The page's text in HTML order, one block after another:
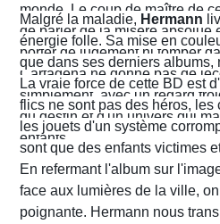
l’un des chefs du gang local
d’Arriega. Devenus des
Nacho s'enfuient vers la
qu’ils vont croiser, Félix
fatigué qui les regarde courir…
monde. Le coup de maître de
de parler de la misère absolue
porter de jugement ni tomber
Cartagena ne donne pas de
simplement, avec un regard
du destin et d'un univers qui
enfants.
Malgré la maladie, Hermann
énergie folle. Sa mise en
que dans ses derniers albums,
poussière et la sueur comme
transmettre. On y retrouve ses
aux mâchoires carrées portant
ou la noirceur du monde. Le
fluidité exemplaire. On est
mêlant road trip étouffant, récit
contre la montre où chaque
La vraie force de cette BD est
flics ne sont pas des héros, les
les jouets d'un système
sont que des enfants victimes
naissance.
En refermant l'album sur
face aux lumières de la ville,
poignante. Hermann nous